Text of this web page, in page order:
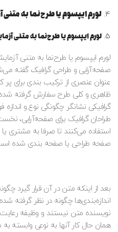
لورم ایپسوم یا طرح‌نما به
لورم ایپسوم یا طرح‌نما به متنی
لورم ایپسوم یا طرح‌نما به متنی
صفحه‌آرایی و طراحی گرافیک گفته
عنوان عنصری از ترکیب بندی برای پر
ظاهری و کلی طرح سفارش گرفته شده
گرافیکی نشانگر چگونگی نوع و
طراحان گرافیک برای صفحه‌آرایی،
استفاده می‌کنند تا صرفا به مشتری
صفحه طراحی یا صفحه بندی شده
بعد از اینکه متن در آن قرار گیرد
اندازه‌بندی‌ها چگونه در نظر گرفته
نویسنده متن نیستند و وظیفه رعایت
همان حال کار آنها به نوعی وابسته به